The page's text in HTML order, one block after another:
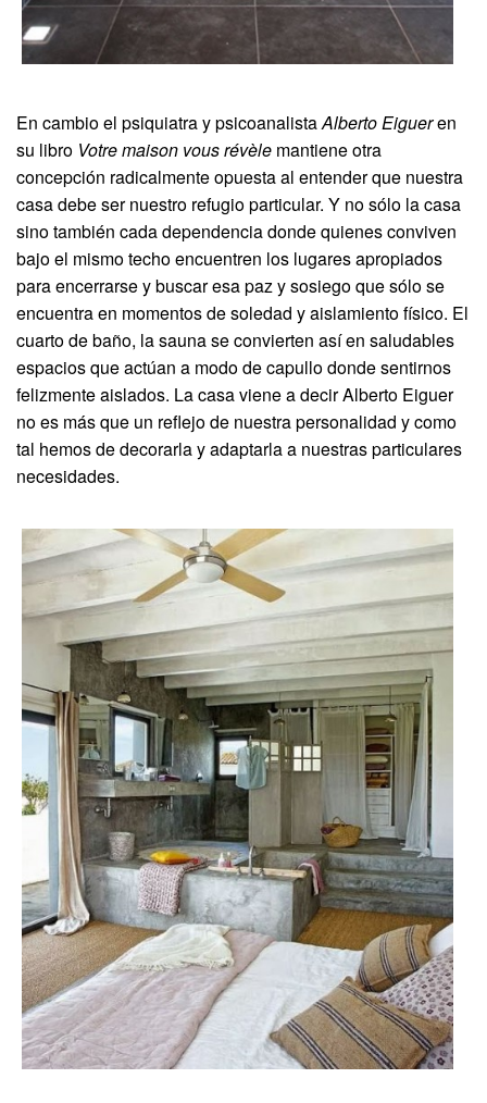
En cambio el psiquiatra y psicoanalistaAlberto Eigueren
su libro Votre maison vous révèle mantiene otra
concepción radicalmente opuesta al entender que nuestra
casa debe ser nuestro refugio particular. Y no sólo la casa
sino también cada dependencia donde quienes conviven
bajo el mismo techo encuentren los lugares apropiados
para encerrarse y buscar esa paz y sosiego que sólo se
encuentra en momentos de soledad y aislamiento físico. El
cuarto de baño, la sauna se convierten así en saludables
espacios que actúan a modo de capullo donde sentirnos
felizmente aislados. La casa viene a decir Alberto Eiguer
no es más que un reflejo de nuestra personalidad y como
tal hemos de decorarla y adaptarla a nuestras particulares
necesidades.